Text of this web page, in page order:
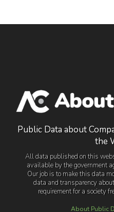
Public Data about
the
All data published on this
available by the government
Our job is to make this data
data and transparency
requirement for a society
About Public